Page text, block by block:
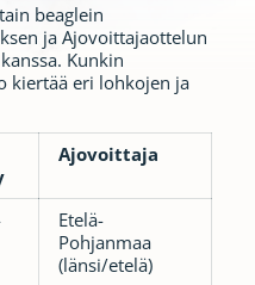
beaglein
ja Ajovoittajaottelun
Kunkin
kiertää eri lohkojen ja
Ajovoittaja
Etelä-
Pohjanmaa
(länsi/etelä)